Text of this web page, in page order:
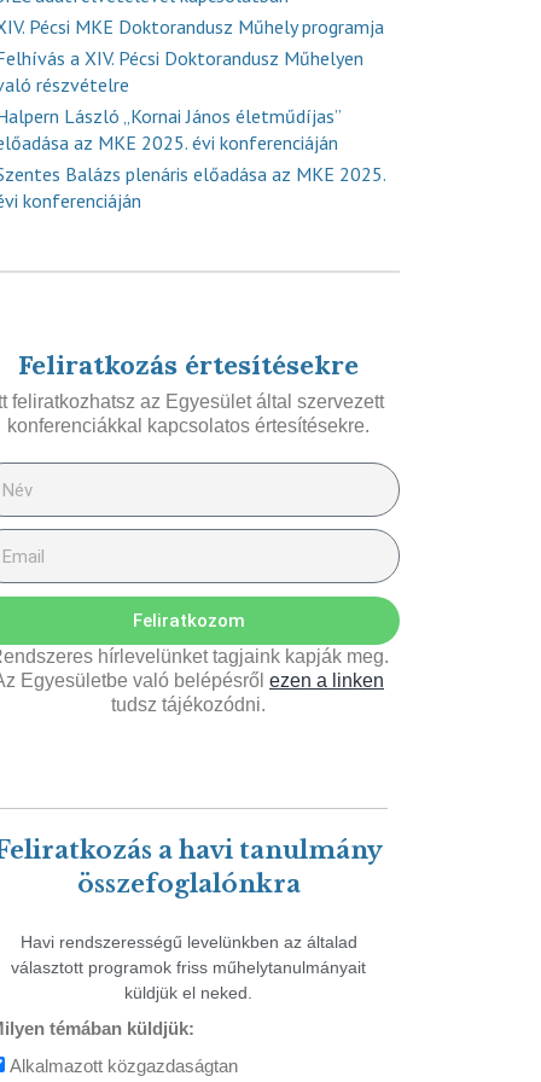
Pécsi MKE Doktorandusz Műhely programja
a XIV. Pécsi Doktorandusz Műhelyen
részvételre
László „Kornai János életműdíjas”
az MKE 2025. évi konferenciáján
Balázs plenáris előadása az MKE 2025.
konferenciáján
Feliratkozás értesítésekre
feliratkozhatsz az Egyesület által szervezett
konferenciákkal kapcsolatos értesítésekre.
Feliratkozom
hírlevelünket tagjaink kapják meg.
Egyesületbe való belépésről ezen a linken
tudsz tájékozódni.
a havi tanulmány
összefoglalónkra
Havi rendszerességű levelünkben az általad
választott programok friss műhelytanulmányait
küldjük el neked.
témában küldjük:
Alkalmazott közgazdaságtan